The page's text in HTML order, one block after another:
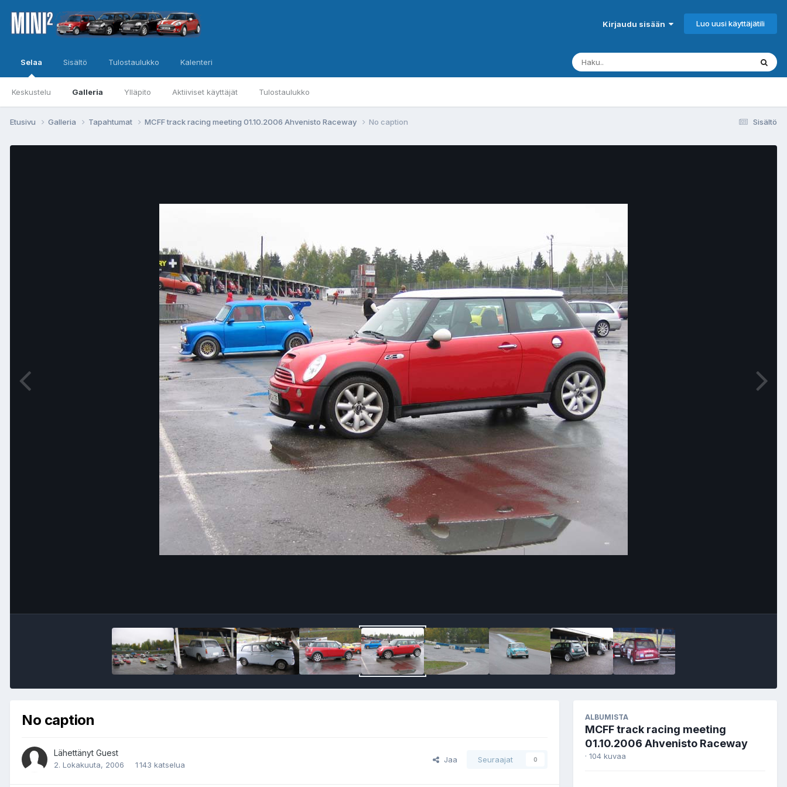
Kirjaudu sisään Luo uusi käyttäjätili
Selaa
Keskustelu Galleria Ylläpito Aktiiviset käyttäjät Tulostaulukko
Sisältö Tulostaulukko Kalenteri
Sisältö
Etusivu Galleria Tapahtumat MCFF track racing meeting 01.10.2006 Ahvenisto Raceway No caption
No caption
Lähettänyt Guest
2. Lokakuuta, 2006 1 143 katselua
Jaa Seuraajat 0
ALBUMISTA
MCFF track racing meeting
01.10.2006 Ahvenisto Raceway
· 104 kuvaa